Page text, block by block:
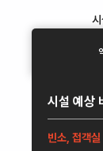
시
시설 예상
빈소, 접객